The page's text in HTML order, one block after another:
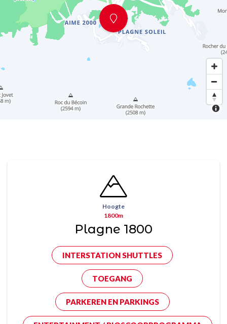
Hoogte
1800m
Plagne 1800
INTERSTATION SHUTTLES
TOEGANG
PARKEREN EN PARKINGS